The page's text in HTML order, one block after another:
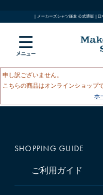
| メーカーズシャツ鎌倉 公式通販 |
申し訳ございません。
こちらの商品はオンラインショップ
ホ
SHOPPING GUIDE
ご利用ガイド